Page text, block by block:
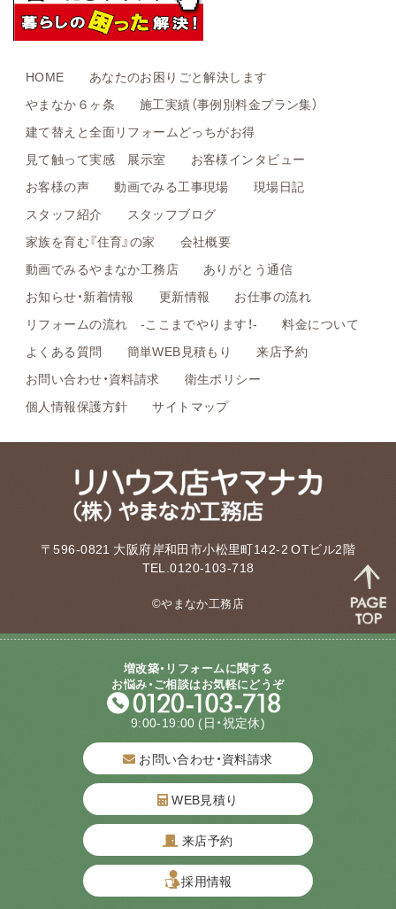
HOME
あなたのお困りごと解決します
やまなか６ヶ条
施工実績（事例別料金プラン集）
建て替えと全面リフォームどっちがお得
見て触って実感 展示室
お客様インタビュー
お客様の声
動画でみる工事現場
現場日記
スタッフ紹介
スタッフブログ
家族を育む『住育』の家
会社概要
動画でみるやまなか工務店
ありがとう通信
お知らせ・新着情報
更新情報
お仕事の流れ
リフォームの流れ -ここまでやります！-
料金について
よくある質問
簡単WEB見積もり
来店予約
お問い合わせ・資料請求
衛生ポリシー
個人情報保護方針
サイトマップ
〒596-0821 大阪府岸和田市小松里町142-2 OTビル2階
TEL.0120-103-718
©やまなか工務店
増改築・リフォームに関する
お悩み・ご相談はお気軽にどうぞ
9:00-19:00 (日・祝定休)
お問い合わせ・資料請求
WEB見積り
来店予約
採用情報